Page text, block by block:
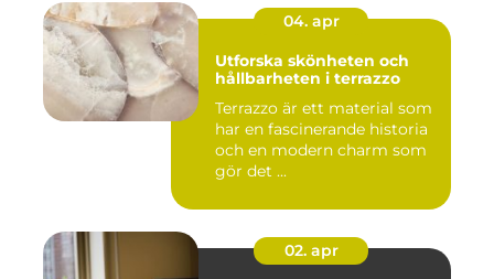
04. apr
Utforska skönheten och
hållbarheten i terrazzo
Terrazzo är ett material som
har en fascinerande historia
och en modern charm som
gör det ...
02. apr